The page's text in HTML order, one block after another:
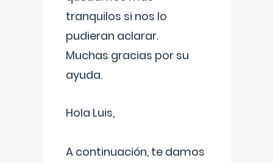
tranquilos si nos lo
pudieran aclarar.
Muchas gracias por su
ayuda.
Hola Luis,
A continuación, te damos